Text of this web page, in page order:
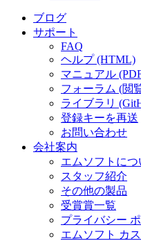
ブログ
サポート
FAQ
ヘルプ (HTML)
マニュアル
フォーラム (閲
ライブラリ
登録キーを再送
お問い合わせ
会社案内
エムソフトにつ
スタッフ紹介
その他の製品
受賞賞一覧
プライバシー
エムソフト カ